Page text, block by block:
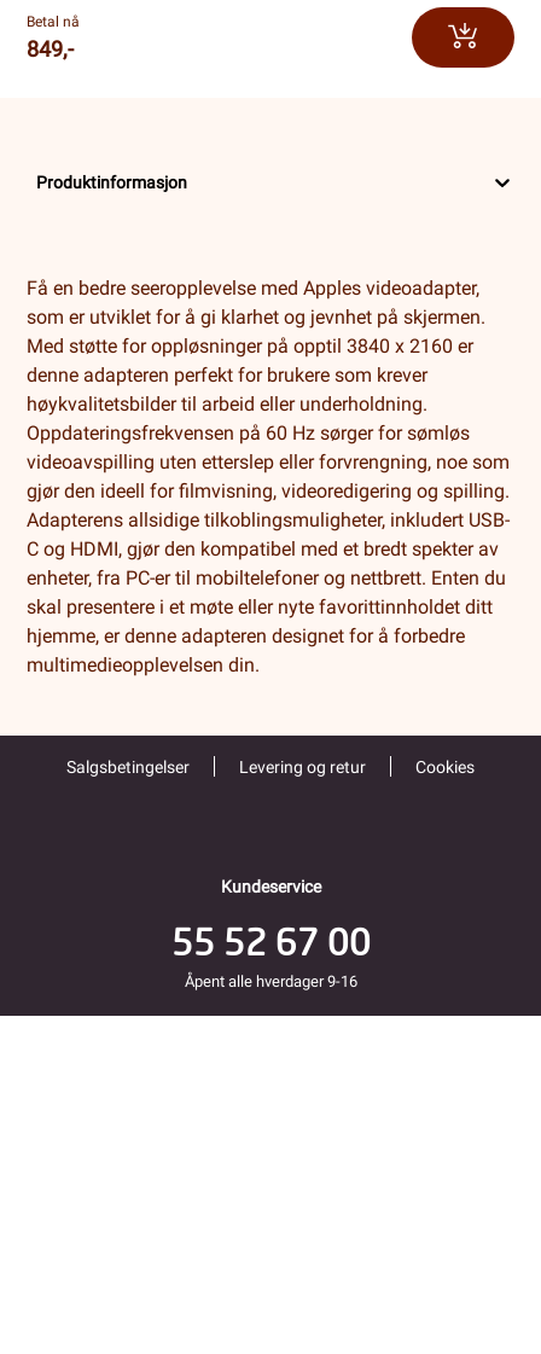
Betal nå
849,-
Produktinformasjon
Få en bedre seeropplevelse med Apples videoadapter,
som er utviklet for å gi klarhet og jevnhet på skjermen.
Med støtte for oppløsninger på opptil 3840 x 2160 er
denne adapteren perfekt for brukere som krever
høykvalitetsbilder til arbeid eller underholdning.
Oppdateringsfrekvensen på 60 Hz sørger for sømløs
videoavspilling uten etterslep eller forvrengning, noe som
gjør den ideell for filmvisning, videoredigering og spilling.
Adapterens allsidige tilkoblingsmuligheter, inkludert USB-
C og HDMI, gjør den kompatibel med et bredt spekter av
enheter, fra PC-er til mobiltelefoner og nettbrett. Enten du
skal presentere i et møte eller nyte favorittinnholdet ditt
hjemme, er denne adapteren designet for å forbedre
multimedieopplevelsen din.
Salgsbetingelser Levering og retur Cookies
Kundeservice
55 52 67 00
Åpent alle hverdager 9-16